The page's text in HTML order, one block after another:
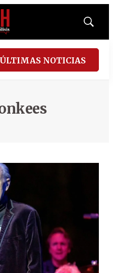
Mostrar
ÚLTIMAS NOTICIAS